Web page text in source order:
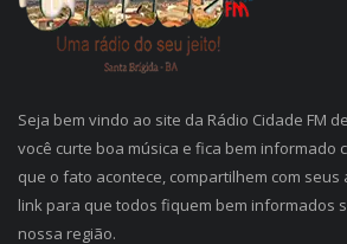
Seja bem vindo ao site da Rádio Cidade FM
você curte boa música e fica bem informado
que o fato acontece, compartilhem com seus
link para que todos fiquem bem informados
nossa região.